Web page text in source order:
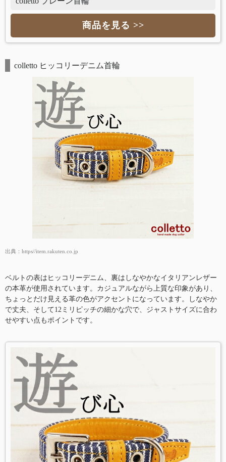
商品を見る >>
colletto ヒッコリーデニム首輪
出典： https//item.rakuten.co.jp
ベルトの表はヒッコリーデニム、裏はしなやかなイタリアンレザー
の本革が使用されています。カジュアルながら上質な印象があり、
ちょっとだけ見える革の色がアクセントになっています。しなやか
で丈夫、そして12ミリピッチの細かな穴で、ジャストサイズに合わ
せやすい点もポイントです。